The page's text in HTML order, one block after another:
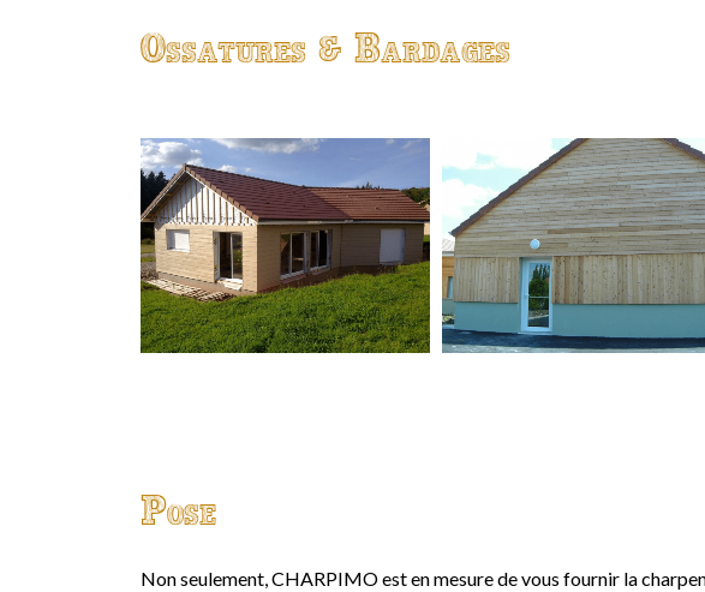
Ossatures & Bardages
Pose
Non seulement, CHARPIMO est en mesure de vous fournir la